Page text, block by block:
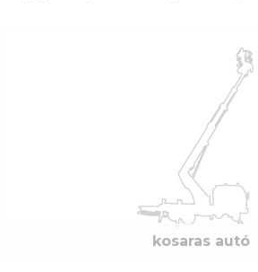
kosaras autó